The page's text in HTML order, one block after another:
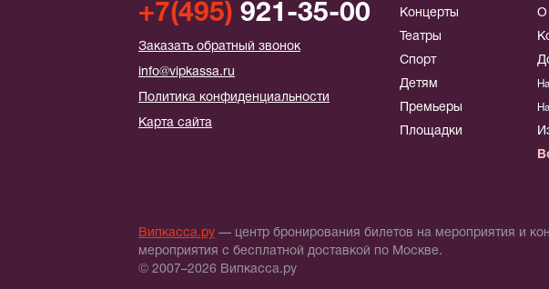
+7(495) 921-35-00
Заказать обратный звонок
info@vipkassa.ru
Политика конфиденциальности
Карта сайта
Концерты
Театры
Спорт
Детям
Премьеры
Площадки
О
Випкасса.ру — центр бронирования билетов на мероприятия и
мероприятия с бесплатной доставкой по Москве.
© 2007–2026 Випкасса.ру